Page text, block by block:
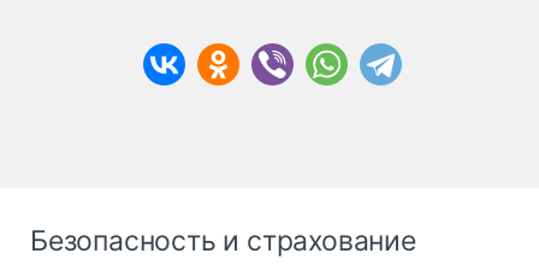
Безопасность и страхование